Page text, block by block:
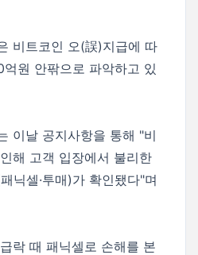
비트코인 오(誤)지급에 따
원 안팎으로 파악하고 있
이날 공지사항을 통해 "비
해 고객 입장에서 불리한
닉셀·투매)가 확인됐다"며
락 때 패닉셀로 손해를 본